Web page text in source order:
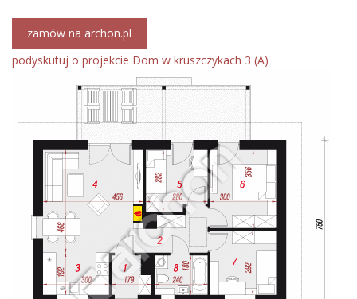
zamów na archon.pl
podyskutuj o projekcie Dom w kruszczykach 3 (A)